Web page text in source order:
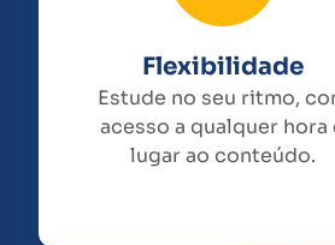
Flexibilidade
Estude no seu ritmo,
acesso a qualquer hora
lugar ao conteúdo.